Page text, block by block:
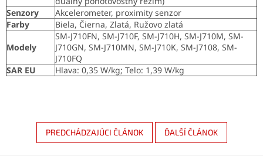
Senzory
Akcelerometer, proximity senzor
Farby
Biela, Čierna, Zlatá, Ružovo zlatá
Modely
SM-J710FN, SM-J710F, SM-J710H, SM-J710M, SM-
J710GN, SM-J710MN, SM-J710K, SM-J7108, SM-
J710FQ
SAR EU
Hlava: 0,35 W/kg; Telo: 1,39 W/kg
PREDCHÁDZAJÚCI ČLÁNOK ĎALŠÍ ČLÁNOK